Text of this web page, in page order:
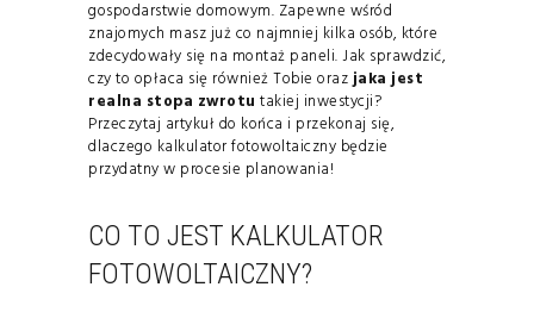
gospodarstwie domowym. Zapewne wśród
znajomych masz już co najmniej kilka osób, które
zdecydowały się na montaż paneli. Jak sprawdzić,
czy to opłaca się również Tobie orazjaka jest
realna stopa zwrotu takiej inwestycji?
Przeczytaj artykuł do końca i przekonaj się,
dlaczego kalkulator fotowoltaiczny będzie
przydatny w procesie planowania!
CO TO JEST KALKULATOR
FOTOWOLTAICZNY?